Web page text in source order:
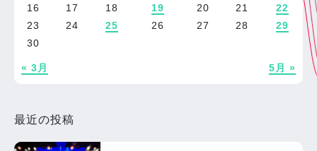
« 3月 5月 »
16
17 18 19 20 21
22
23
24 25 26 27 28
29
30
最近の投稿